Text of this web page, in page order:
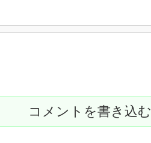
コメントを書き込む